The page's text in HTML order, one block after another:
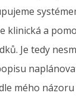
klinická a
Je tedy
mého